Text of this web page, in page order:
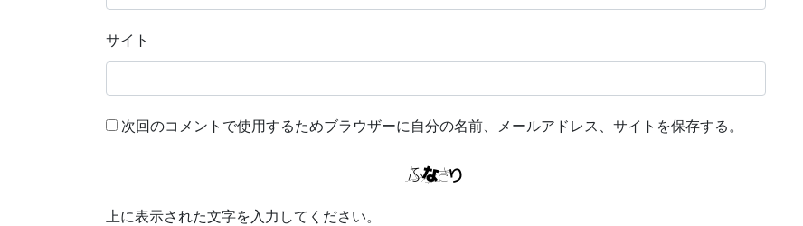
サイト
次回のコメントで使用するためブラウザーに自分の名前、メールアドレス、サイトを保存する。
上に表示された文字を入力してください。